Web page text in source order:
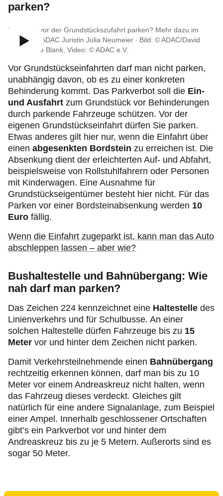
parken?
Darf man vor der Grundstückszufahrt parken? Mehr dazu im
Video von ADAC Juristin Julia Neumeier ∙ Bild: © ADAC/David
Klein/Beate Blank, Video: © ADAC e.V.
Vor Grundstückseinfahrten darf man nicht parken,
unabhängig davon, ob es zu einer konkreten
Behinderung kommt. Das Parkverbot soll die Ein-
und Ausfahrt zum Grundstück vor Behinderungen
durch parkende Fahrzeuge schützen. Vor der
eigenen Grundstückseinfahrt dürfen Sie parken.
Etwas anderes gilt hier nur, wenn die Einfahrt über
einen abgesenkten Bordstein zu erreichen ist. Die
Absenkung dient der erleichterten Auf- und Abfahrt,
beispielsweise von Rollstuhlfahrern oder Personen
mit Kinderwagen. Eine Ausnahme für
Grundstückseigentümer besteht hier nicht. Für das
Parken vor einer Bordsteinabsenkung werden 10
Euro fällig.
Wenn die Einfahrt zugeparkt ist, kann man das Auto
abschleppen lassen – aber wie?
Bushaltestelle und Bahnübergang: Wie
nah darf man parken?
Das Zeichen 224 kennzeichnet eine Haltestelle des
Linienverkehrs und für Schulbusse. An einer
solchen Haltestelle dürfen Fahrzeuge bis zu 15
Meter vor und hinter dem Zeichen nicht parken.
Damit Verkehrsteilnehmende einen Bahnübergang
rechtzeitig erkennen können, darf man bis zu 10
Meter vor einem Andreaskreuz nicht halten, wenn
das Fahrzeug dieses verdeckt. Gleiches gilt
natürlich für eine andere Signalanlage, zum Beispiel
einer Ampel. Innerhalb geschlossener Ortschaften
gibt’s ein Parkverbot vor und hinter dem
Andreaskreuz bis zu je 5 Metern. Außerorts sind es
sogar 50 Meter.